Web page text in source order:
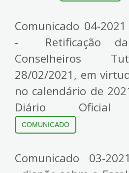
Comunicado 04-
- Retificação
Conselheiros
28/02/2021, em
no calendário de
Diário Oficial
COMUNICADO
Comunicado 03-